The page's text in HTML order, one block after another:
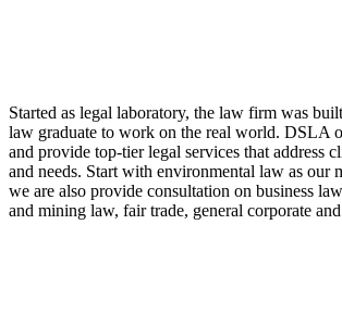
Started as legal laboratory, the law firm was
law graduate to work on the real world. DSLA
and provide top-tier legal services that address
and needs. Start with environmental law as our
we are also provide consultation on business
and mining law, fair trade, general corporate